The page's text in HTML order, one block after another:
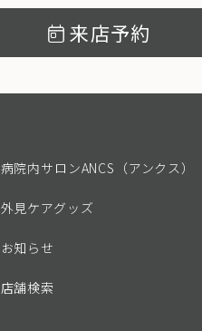
来店予約
病院内サロンANCS （アンクス）
外見ケアグッズ
お知らせ
店舗検索